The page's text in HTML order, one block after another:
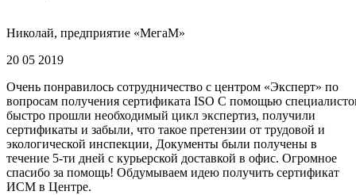
Николай, предприятие «МегаМ»
20 05 2019
Очень понравилось сотрудничество с центром «Эксперт» по
вопросам получения сертификата ISO С помощью
быстро прошли необходимый цикл экспертиз, получили
сертификаты и забыли, что такое претензии от трудовой и
экологической инспекции, Документы были получены в
течение 5-ти дней с курьерской доставкой в офис. Огромное
спасибо за помощь! Обдумываем идею получить сертификат
ИСМ в Центре.